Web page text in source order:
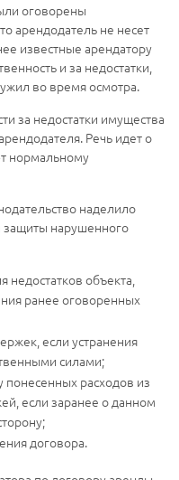
оговорены
арендодатель не несет
известные арендатору
и за недостатки,
во время осмотра.
за недостатки имущества
Речь идет о
нормальному
наделило
нарушенного
недостатков объекта,
ранее оговоренных
если устранения
силами;
понесенных расходов из
если заранее о данном
договора.